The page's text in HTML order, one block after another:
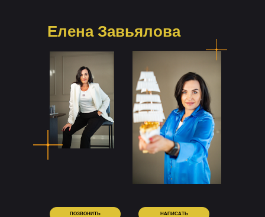
Елена Завьялова
ПОЗВОНИТЬ НАПИСАТЬ